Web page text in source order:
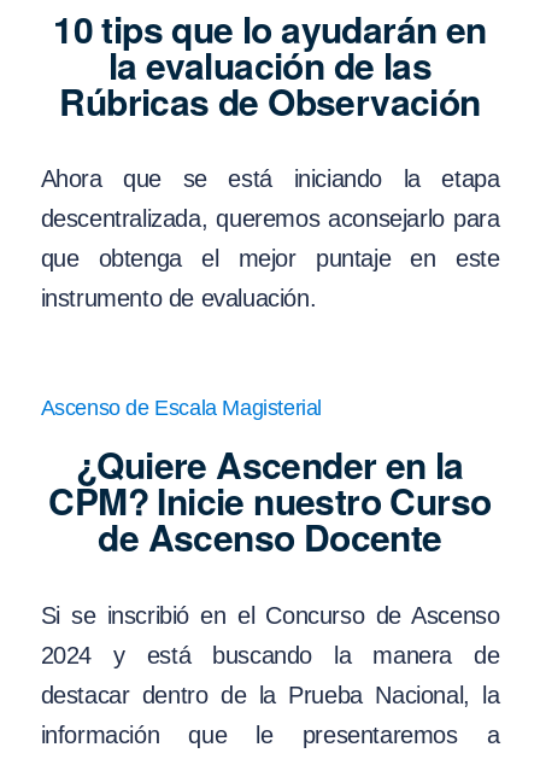
10 tips que lo ayudarán en
la evaluación de las
Rúbricas de Observación
Ahora que se está iniciando la etapa
descentralizada, queremos aconsejarlo para
que obtenga el mejor puntaje en este
instrumento de evaluación.
Ascenso de Escala Magisterial
¿Quiere Ascender en la
CPM? Inicie nuestro Curso
de Ascenso Docente
Si se inscribió en el Concurso de Ascenso
2024 y está buscando la manera de
destacar dentro de la Prueba Nacional, la
información que le presentaremos a